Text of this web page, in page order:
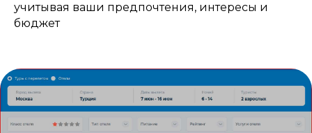
учитывая ваши предпочтения, интересы и
бюджет